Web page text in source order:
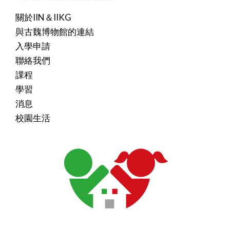
關於IIN＆IIKG
與古魏博物館的連結
入學申請
聯絡我們
課程
學習
消息
校園生活